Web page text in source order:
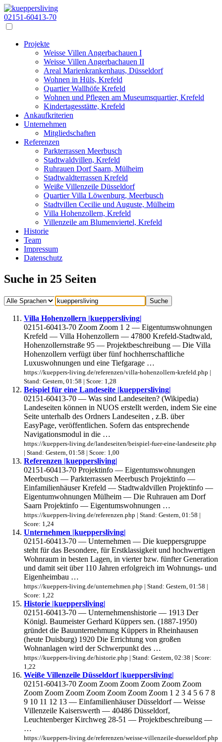
02151-60413-70
Projekte
Weisse Villen Angerbachauen I
Weisse Villen Angerbachauen II
Areal Marienkrankenhaus, Düsseldorf
Wohnen in Hüls, Krefeld
Quartier Wallhöfe Krefeld
Wohnen und Pflegen am Museumsquartier, Krefeld
Kindertagesstätte, Krefeld
Ankaufkriterien
Unternehmen
Mitgliedschaften
Referenzen
Parkterrassen Meerbusch
Stadtwaldvillen, Krefeld
Ruhrauen Dorf Saarn, Mülheim
Stadtwaldterrassen Krefeld
Weiße Villenzeile Düsseldorf
Quartier Villa Löwenburg, Meerbusch
Stadtvillen Cecilie und Auguste, Mülheim
Villa Hohenzollern, Krefeld
Villenzeile am Blumenviertel, Krefeld
Historie
Team
Impressum
Datenschutz
Suche in 25 Seiten
Villa Hohenzollern |kueppersliving|
02151-60413-70 Zoom Zoom 1 2 — Eigentumswohnungen
Krefeld — Villa Hohenzollern — 47800 Krefeld-Stadtwald,
Hohenzollernstraße 95 — Projektbeschreibung — Die Villa
Hohenzollern verfügt über fünf hochherrschaftliche
Luxuswohnungen und eine Tiefgarage …
https://kueppers-living.de/referenzen/villa-hohenzollern-krefeld.php |
Stand: Gestern, 01:58 | Score: 1,28
Beispiel für eine Landeseite |kueppersliving|
02151-60413-70 — Was sind Landeseiten? (Wikipedia)
Landeseiten können in NUOS erstellt werden, indem Sie eine
Seite unterhalb des Ordners Landeseiten , z.B. über
EasyPage, veröffentlichen. Sofern das entsprechende
Navigationsmodul in die …
https://kueppers-living.de/landeseiten/beispiel-fuer-eine-landeseite.php
| Stand: Gestern, 01:58 | Score: 1,00
Referenzen |kueppersliving|
02151-60413-70 Projektinfo — Eigentumswohnungen
Meerbusch — Parkterrassen Meerbusch Projektinfo —
Einfamilienhäuser Krefeld — Stadtwaldvillen Projektinfo —
Eigentumwohnungen Mülheim — Die Ruhrauen am Dorf
Saarn Projektinfo — Eigentumswohnungen …
https://kueppers-living.de/referenzen.php | Stand: Gestern, 01:58 |
Score: 1,24
Unternehmen |kueppersliving|
02151-60413-70 — Unternehmen — Die kueppersgruppe
steht für das Besondere, für Erstklassigkeit und hochwertigen
Wohnraum in besten Lagen, in vierter bzw. fünfter Generation
und damit seit über 110 Jahren erfolgreich im Wohnungs- und
Eigenheimbau …
https://kueppers-living.de/unternehmen.php | Stand: Gestern, 01:58 |
Score: 1,22
Historie |kueppersliving|
02151-60413-70 — Unternehmenshistorie — 1913 Der
Königl. Baumeister Gerhard Küppers sen. (1887-1950)
gründet die Bauunternehmung Küppers in Rheinhausen
(heute Duisburg) 1920 Die Errichtung von großen
Wohnanlagen wird der Schwerpunkt des …
https://kueppers-living.de/historie.php | Stand: Gestern, 02:38 | Score:
1,22
Weiße Villenzeile Düsseldorf |kueppersliving|
02151-60413-70 Zoom Zoom Zoom Zoom Zoom Zoom
Zoom Zoom Zoom Zoom Zoom Zoom Zoom 1 2 3 4 5 6 7 8
9 10 11 12 13 — Einfamilienhäuser Düsseldorf — Weisse
Villenzeile Kaiserswerth — 40486 Düsseldorf,
Leuchtenberger Kirchweg 28-51 — Projektbeschreibung —
…
https://kueppers-living.de/referenzen/weisse-villenzeile-duesseldorf.php